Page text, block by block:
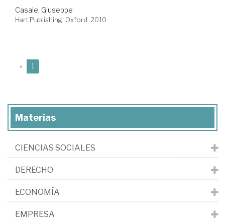
Casale, Giuseppe
Hart Publishing. Oxford, 2010
« 1
Materias
CIENCIAS SOCIALES
DERECHO
ECONOMÍA
EMPRESA